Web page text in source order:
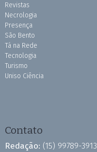
Revistas
Necrologia
Presença
São Bento
Tá na Rede
Tecnologia
Turismo
Uniso Ciência
Contato
Redação: (15) 99789-3913